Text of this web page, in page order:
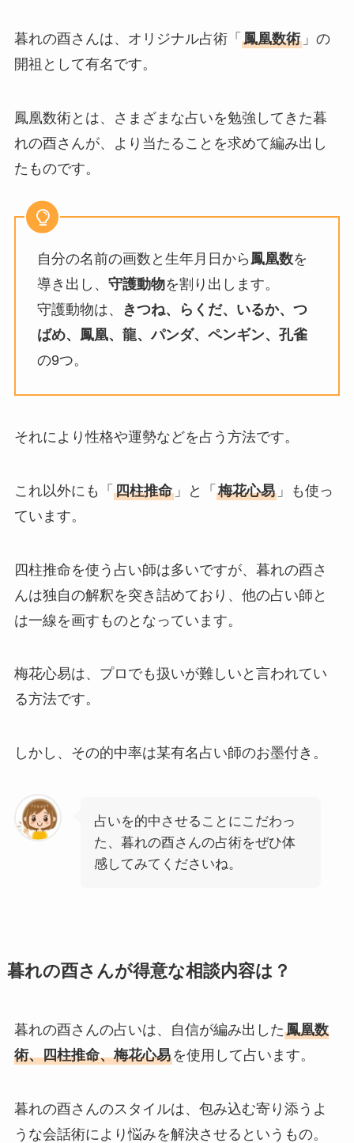
暮れの酉さんは、オリジナル占術「 鳳凰数術」の
開祖として有名です。
鳳凰数術とは、さまざまな占いを勉強してきた暮
れの酉さんが、より当たることを求めて編み出し
たものです。
自分の名前の画数と生年月日から鳳凰数を
導き出し、 守護動物を割り出します。
守護動物は、
きつね、らくだ、いるか、つ
ばめ、鳳凰、龍、パンダ、ペンギン、孔雀
の9つ。
それにより性格や運勢などを占う方法です。
これ以外にも「 四柱推命」と「 梅花心易」も使っ
ています。
四柱推命を使う占い師は多いですが、暮れの酉さ
んは独自の解釈を突き詰めており、他の占い師と
は一線を画すものとなっています。
梅花心易は、プロでも扱いが難しいと言われてい
る方法です。
しかし、その的中率は某有名占い師のお墨付き。
占いを的中させることにこだわっ
た、暮れの酉さんの占術をぜひ体
感してみてくださいね。
暮れの酉さんが得意な相談内容は？
暮れの酉さんの占いは、自信が編み出した鳳凰数
術、四柱推命、梅花心易を使用して占います。
暮れの酉さんのスタイルは、包み込む寄り添うよ
うな会話術により悩みを解決させるというもの。